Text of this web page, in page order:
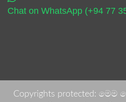
Chat on WhatsApp (+94 77
Copyrights protected: